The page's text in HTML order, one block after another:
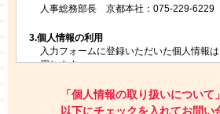
人事総務部長 京都本社：075-229-6229
3.個人情報の利用
入力フォームに登録いただいた個人情報
用します。
お問い合わせにお答えするため
レプトンのキャンペーンや新商品（新
「個人情報の取り扱いについ
以下にチェックを入れてお問い